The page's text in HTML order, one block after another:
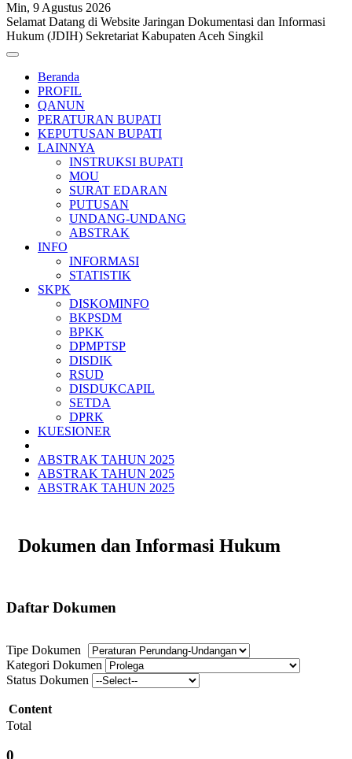
Min, 9 Agustus 2026
Selamat Datang di Website Jaringan Dokumentasi dan Informasi
Hukum (JDIH) Sekretariat Kabupaten Aceh Singkil
Beranda
PROFIL
QANUN
PERATURAN BUPATI
KEPUTUSAN BUPATI
LAINNYA
INSTRUKSI BUPATI
MOU
SURAT EDARAN
PUTUSAN
UNDANG-UNDANG
ABSTRAK
INFO
INFORMASI
STATISTIK
SKPK
DISKOMINFO
BKPSDM
BPKK
DPMPTSP
DISDIK
RSUD
DISDUKCAPIL
SETDA
DPRK
KUESIONER
ABSTRAK TAHUN 2025
ABSTRAK TAHUN 2025
ABSTRAK TAHUN 2025
Dokumen dan Informasi Hukum
Daftar Dokumen
Tipe Dokumen
Kategori Dokumen
Status Dokumen
Content
Total
0